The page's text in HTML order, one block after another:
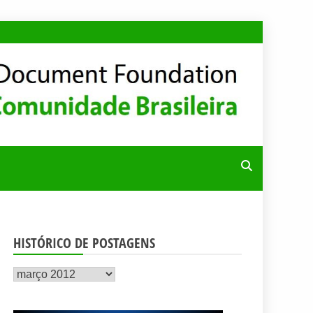
HISTÓRICO DE POSTAGENS
Histórico
postagens